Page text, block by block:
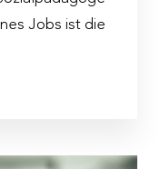
Jobs ist die